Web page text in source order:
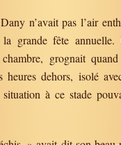
n’avait pas l’air
grande fête annuelle.
chambre, grognait
heures dehors, isolé
à ce stade